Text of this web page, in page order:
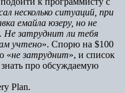
несколько ситуаций, при
емайла юзеру, но не
Не затруднит ли тебя
учтено». Спорю на $100
«не затруднит», и список
про обсуждаемую
Plan.